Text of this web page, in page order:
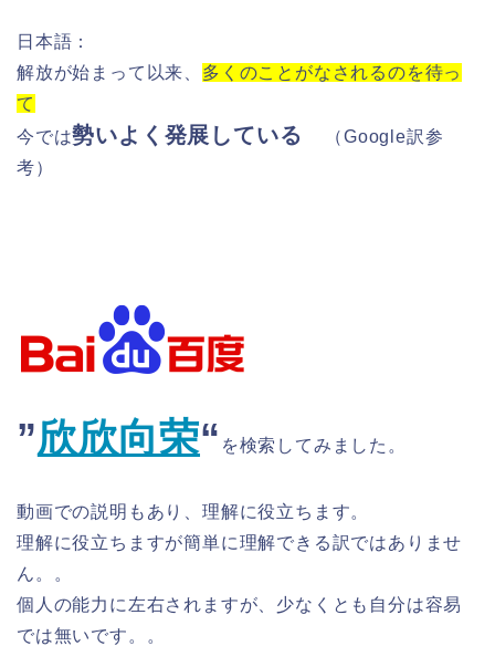
日本語：
解放が始まって以来、 多くのことがなされるのを待っ
て
今では勢いよく発展している （Google訳参
考）
”欣欣向荣​“ を検索してみました。
動画での説明もあり、理解に役立ちます。
理解に役立ちますが簡単に理解できる訳ではありませ
ん。。
個人の能力に左右されますが、少なくとも自分は容易
では無いです。。